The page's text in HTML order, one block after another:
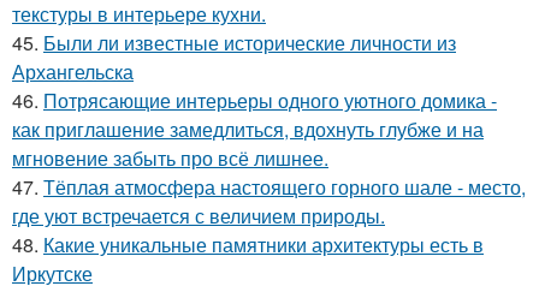
текстуры в интерьере кухни.
45. Были ли известные исторические личности из
Архангельска
46. Потрясающие интерьеры одного уютного домика -
как приглашение замедлиться, вдохнуть глубже и на
мгновение забыть про всё лишнее.
47. Тёплая атмосфера настоящего горного шале - место,
где уют встречается с величием природы.
48. Какие уникальные памятники архитектуры есть в
Иркутске